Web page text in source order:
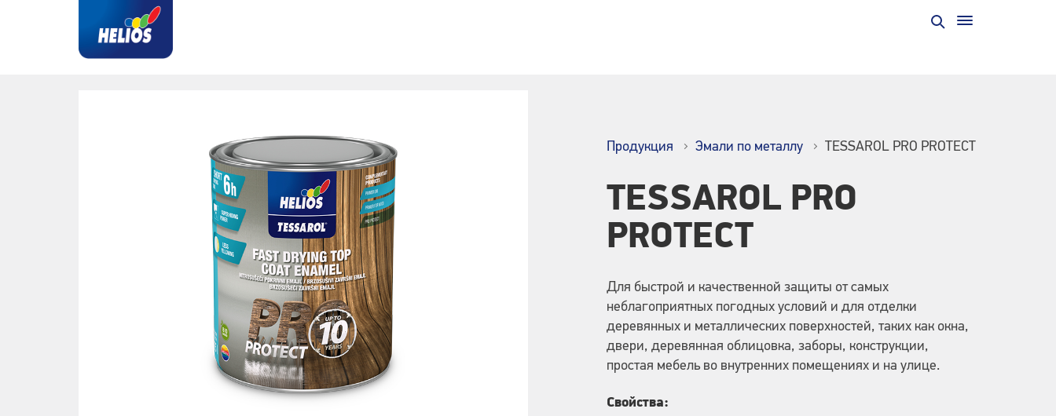
Продукция Эмали по металлу TESSAROL PRO PROTECT
TESSAROL PRO
PROTECT
Для быстрой и качественной защиты от самых
неблагоприятных погодных условий и для отделки
деревянных и металлических поверхностей, таких как окна,
двери, деревянная облицовка, заборы, конструкции,
простая мебель во внутренних помещениях и на улице.
Свойства: